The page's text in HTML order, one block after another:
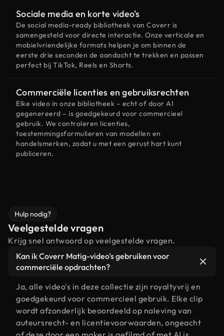
Sociale media en korte video's
De social media-ready bibliotheek van Coverr is
samengesteld voor directe interactie. Onze verticale en
mobielvriendelijke formats helpen je om binnen de
eerste drie seconden de aandacht te trekken en passen
perfect bij TikTok, Reels en Shorts.
Commerciële licenties en gebruiksrechten
Elke video in onze bibliotheek – echt of door AI
gegenereerd – is goedgekeurd voor commercieel
gebruik. We controleren licenties,
toestemmingsformulieren van modellen en
handelsmerken, zodat u met een gerust hart kunt
publiceren.
Hulp nodig?
Veelgestelde vragen
Krijg snel antwoord op veelgestelde vragen.
Kan ik Coverr Matig-video's gebruiken voor
commerciële opdrachten?
Ja, alle video's in deze collectie zijn royaltyvrij en
goedgekeurd voor commercieel gebruik. Elke clip
wordt afzonderlijk beoordeeld op naleving van
auteursrecht- en licentievoorwaarden, ongeacht